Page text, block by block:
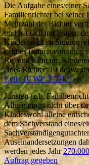
Die Aufgabe eines/einer
Familienrichter bei seiner
Mehrzahl der Richter
und hat sich mit Fragen
Kindeswohl im Studium
geht es ja auch vorrangig
Re) und nicht um
eines Richters ist
Celle 10 WF 372/12 )
Juristen (z.b.
Allgemeinen nicht über
Kindeswohl alleine
dem Sachverstand eines/
Auseinandersetzungen
werden jedes Jahr
Auftrag gegeben